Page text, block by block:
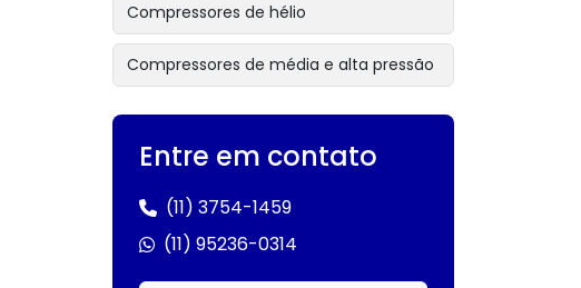
Compressores de hélio
Compressores de média e alta pressão
Compressores de nitrogênio
Compressores industriais alemães
Compressores industriais de alta
pressão
Entre em contato
(11) 3754-1459
(11) 95236-0314